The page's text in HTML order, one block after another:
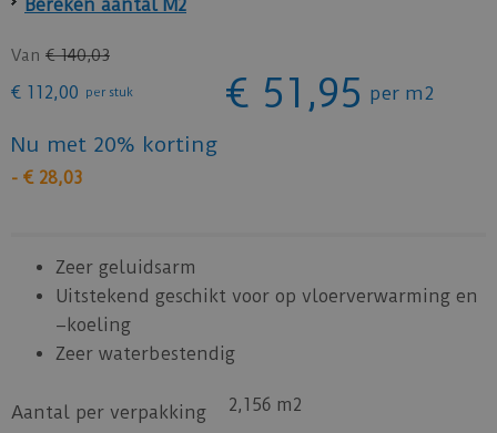
Bereken aantal M2
Van € 140,03
€ 112,00 per stuk € 51 ,95 per m2
Nu met 20% korting
- € 28,03
Zeer geluidsarm
Uitstekend geschikt voor op vloerverwarming en
–koeling
Zeer waterbestendig
Aantal per verpakking 2,156 m2